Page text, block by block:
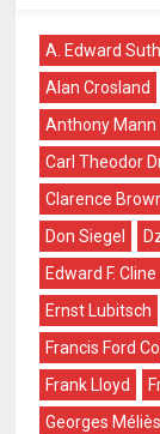
A. Edward
Alan Crosland
Anthony Mann
Carl Theodor
Clarence
Don Siegel
Edward F. Cline
Ernst Lubitsch
Francis Ford
Frank Lloyd
Georges Méliès